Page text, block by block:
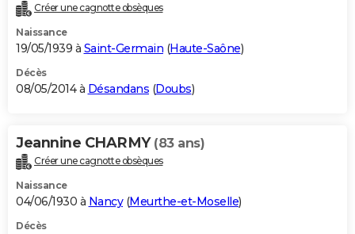
Créer une cagnotte obsèques
Naissance
19/05/1939 à Saint-Germain (Haute-Saône)
Décès
08/05/2014 à Désandans (Doubs)
Jeannine CHARMY (83 ans)
Créer une cagnotte obsèques
Naissance
04/06/1930 à Nancy(Meurthe-et-Moselle)
Décès